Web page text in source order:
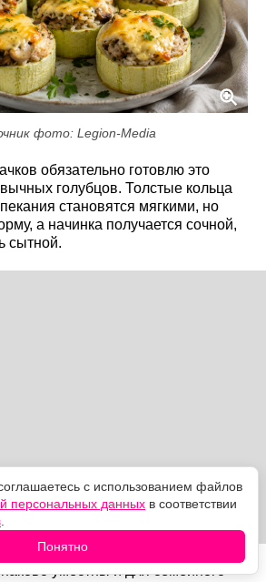
фото: Legion-Media
обязательно готовлю это
голубцов. Толстые кольца
становятся мягкими, но
а начинка получается сочной,
сытной.
уместны и для семейного
с использованием файлов
персональных данных в соответствии
Понятно